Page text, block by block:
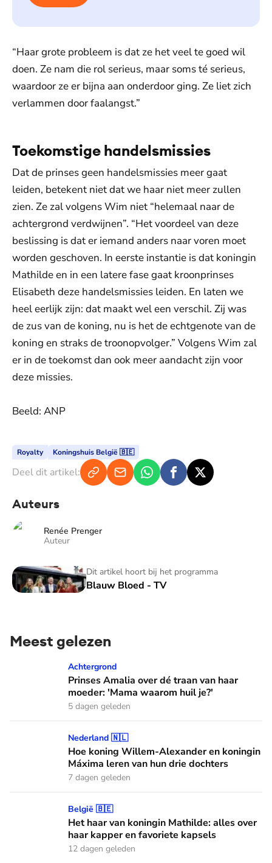
“Haar grote probleem is dat ze het veel te goed wil
doen. Ze nam die rol serieus, maar soms té serieus,
waardoor ze er bijna aan onderdoor ging. Ze liet zich
verlammen door faalangst.”
Toekomstige handelsmissies
Dat de prinses geen handelsmissies meer gaat
leiden, betekent niet dat we haar niet meer zullen
zien. Ze zal volgens Wim niet “helemaal naar de
achtergrond verdwijnen”. “Het voordeel van deze
beslissing is dat er iemand anders naar voren moet
worden geschoven. In eerste instantie is dat koningin
Mathilde en in een latere fase gaat kroonprinses
Elisabeth deze handelsmissies leiden. En laten we
heel eerlijk zijn: dat maakt wel een verschil. Zij was
de zus van de koning, nu is het de echtgenote van de
koning en straks de troonopvolger.” Volgens Wim zal
er in de toekomst dan ook meer aandacht zijn voor
deze missies.
Beeld: ANP
Royalty Koningshuis België 🇧🇪
Deel dit artikel:
Auteurs
Renée Prenger
Auteur
Dit artikel hoort bij het programma
Blauw Bloed - TV
Blauw Bloed - TV
Meest gelezen
Prinses Amalia over dé traan van haar moeder: 'Mama
Achtergrond
Prinses Amalia over dé traan van haar
moeder: 'Mama waarom huil je?'
5 dagen geleden
Hoe koning Willem-Alexander en koningin Máxima leren
Nederland 🇳🇱
Hoe koning Willem-Alexander en koningin
Máxima leren van hun drie dochters
7 dagen geleden
Het haar van koningin Mathilde: alles over haar kapper en
België 🇧🇪
Het haar van koningin Mathilde: alles over
haar kapper en favoriete kapsels
12 dagen geleden